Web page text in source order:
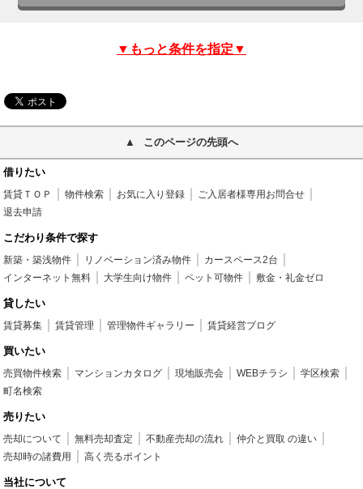
▼もっと条件を指定▼
このページの先頭へ
借りたい
賃貸ＴＯＰ 物件検索 お気に入り登録
ご入居者様専用お問合せ
退去申請
こだわり条件で探す
新築・築浅物件 リノベーション済み物件
カースペース2台
インターネット無料
大学生向け物件 ペット可物件 敷金・礼金ゼロ
貸したい
賃貸募集 賃貸管理 管理物件ギャラリー 賃貸経営ブログ
買いたい
売買物件検索 マンションカタログ 現地販売会 WEBチラシ
学区検索
町名検索
売りたい
売却について 無料売却査定 不動産売却の流れ
仲介と買取 の違い
売却時の諸費用
高く売るポイント
当社について